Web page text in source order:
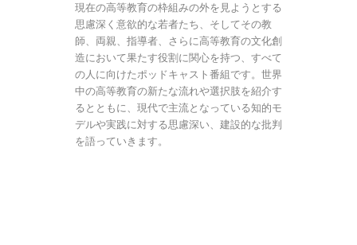
現在の高等教育の枠組みの外を見ようとする
思慮深く意欲的な若者たち、そしてその教
師、両親、指導者、さらに高等教育の文化創
造において果たす役割に関心を持つ、すべて
の人に向けたポッドキャスト番組です。世界
中の高等教育の新たな流れや選択肢を紹介す
るとともに、現代で主流となっている知的モ
デルや実践に対する思慮深い、建設的な批判
を語っていきます。